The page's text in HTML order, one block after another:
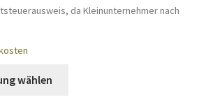
da Kleinunternehmer nach
wählen